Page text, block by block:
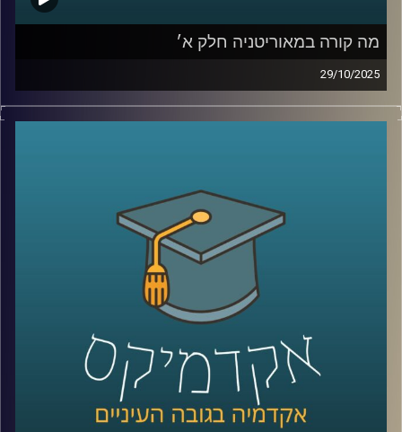
מה קורה במאוריטניה חלק א׳
29/10/2025
מאוריטניה יושבת על קו התפר בין מדבר הסהרה לאוקיינוס
האטלנטי, מדינה עצומת שטח ומעט תושבים, איסלאם וזהות
תפקידה בצירי ההגירה לאירופה, ומדיניות חוץ שמדברת עם
וושינגטון ואירופה, עם המפרץ, סין וטורקיה. היא מוצגת כ״אי
של יציבות״ בסאהל הסוער, אך מאחורי הכותרת מסתתרים
פערים חברתיים ואתגרי משילות. היום ננסה להבין אם זו יציבות
אמיתית או מיתוס, ומה המשמעות שלה לישראל.
נמצא איתנו השגריר ד״ר חיים קורן מבית הספר לאודר לממשל,
דיפלומטיה ואסטרטגיה באוניברסיטת רייכמן, לשעבר שגריר
ישראל במצרים ובדרום סודן.
קרדיט תמונות:AudioVersity